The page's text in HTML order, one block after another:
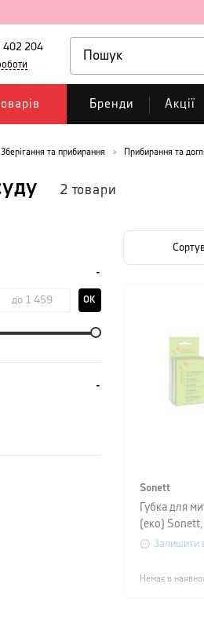
402 204
Бренди Акції
Зберігання та прибирання Прибирання та
2 товари
OK
Sonett
Губка для
(еко)
штукиЗалишити
Немає в